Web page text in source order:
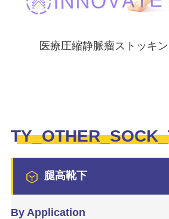
医療圧縮静脈瘤ストッキ
腿高靴下
By Application